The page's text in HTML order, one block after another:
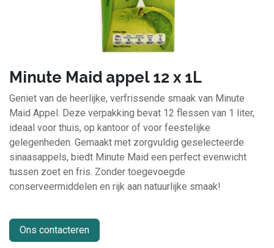
Minute Maid appel 12 x 1L
Geniet van de heerlijke, verfrissende smaak van Minute
Maid Appel. Deze verpakking bevat 12 flessen van 1 liter,
ideaal voor thuis, op kantoor of voor feestelijke
gelegenheden. Gemaakt met zorgvuldig geselecteerde
sinaasappels, biedt Minute Maid een perfect evenwicht
tussen zoet en fris. Zonder toegevoegde
conserveermiddelen en rijk aan natuurlijke smaak!
Ons contacteren